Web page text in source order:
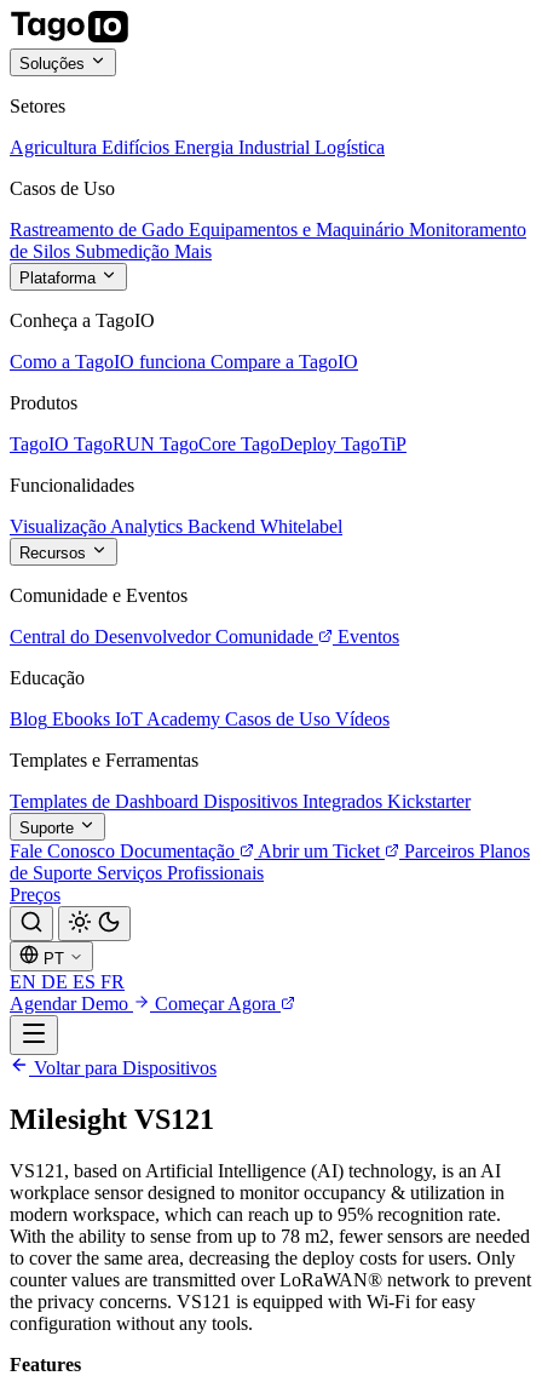
Soluções
Setores
Agricultura Edifícios Energia Industrial Logística
Casos de Uso
Rastreamento de Gado Equipamentos e Maquinário Monitoramento
de Silos Submedição Mais
Plataforma
Conheça a TagoIO
Como a TagoIO funciona Compare a TagoIO
Produtos
TagoIO TagoRUN TagoCore TagoDeploy TagoTiP
Funcionalidades
Visualização Analytics Backend Whitelabel
Recursos
Comunidade e Eventos
Central do Desenvolvedor Comunidade
Eventos
Educação
Blog Ebooks IoT Academy Casos de Uso Vídeos
Templates e Ferramentas
Templates de Dashboard Dispositivos Integrados Kickstarter
Suporte
Fale Conosco Documentação Abrir um Ticket Parceiros Planos
de Suporte Serviços Profissionais
Preços
PT
EN DE ES FR
Agendar Demo
Começar Agora
Voltar para Dispositivos
Milesight VS121
VS121, based on Artificial Intelligence (AI) technology, is an AI
workplace sensor designed to monitor occupancy & utilization in
modern workspace, which can reach up to 95% recognition rate.
With the ability to sense from up to 78 m2, fewer sensors are needed
to cover the same area, decreasing the deploy costs for users. Only
counter values are transmitted over LoRaWAN® network to prevent
the privacy concerns. VS121 is equipped with Wi-Fi for easy
configuration without any tools.
Features